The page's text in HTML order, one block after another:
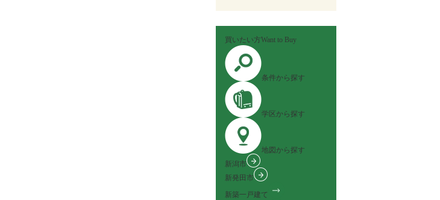
買いたい方Want to Buy
条件から探す
学区から探す
地図から探す
新潟市
新発田市
新築一戸建て